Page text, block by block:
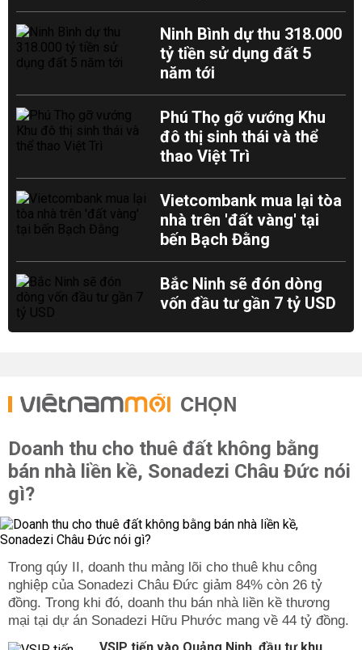
Ninh Bình dự thu 318.000
tỷ tiền sử dụng đất 5
năm tới
Phú Thọ gỡ vướng Khu
đô thị sinh thái và thể
thao Việt Trì
Vietcombank mua lại tòa
nhà trên 'đất vàng' tại
bến Bạch Đằng
Bắc Ninh sẽ đón dòng
vốn đầu tư gần 7 tỷ USD
CHỌN
Doanh thu cho thuê đất không bằng
bán nhà liền kề, Sonadezi Châu Đức nói
gì?
Trong qúy II, doanh thu mảng lõi cho thuê khu công
nghiệp của Sonadezi Châu Đức giảm 84% còn 26 tỷ
đồng. Trong khi đó, doanh thu bán nhà liền kề thương
mại tại dự án Sonadezi Hữu Phước mang về 44 tỷ đồng.